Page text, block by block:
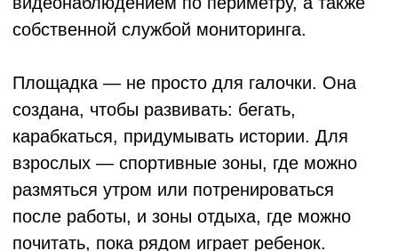
включена в стоимость ипотеки